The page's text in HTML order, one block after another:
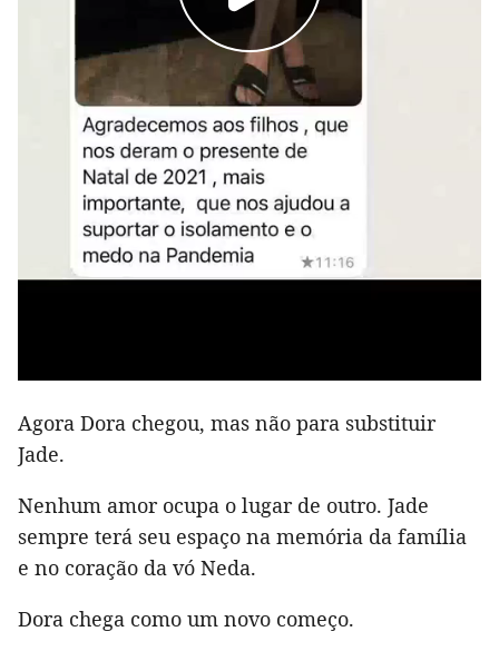
Agora Dora chegou, mas não para substituir
Jade.
Nenhum amor ocupa o lugar de outro. Jade
sempre terá seu espaço na memória da família
e no coração da vó Neda.
Dora chega como um novo começo.